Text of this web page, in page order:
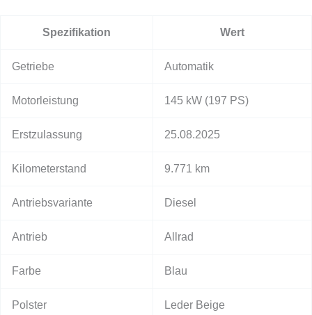
Spezifikation Wert
Getriebe Automatik
Motorleistung 145 kW (197 PS)
Erstzulassung 25.08.2025
Kilometerstand 9.771 km
Antriebsvariante Diesel
Antrieb Allrad
Farbe Blau
Polster Leder Beige